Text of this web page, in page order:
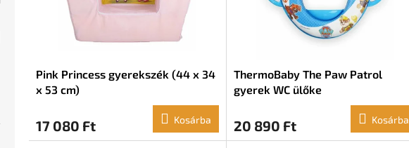
a
Pink Princess gyerekszék (44 x 34
x 53 cm)
17 080 Ft Kosárba
ThermoBaby The Paw Patrol
gyerek WC ülőke
20 890 Ft Kosárba